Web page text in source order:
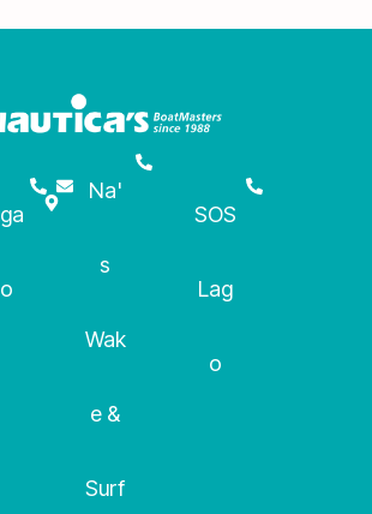
Na'
s
Wak
e &
Surf
SOS
Lag
o